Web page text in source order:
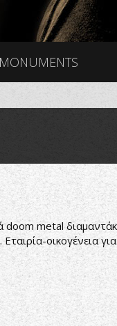
MONUMENTS
metal
οικογένεια